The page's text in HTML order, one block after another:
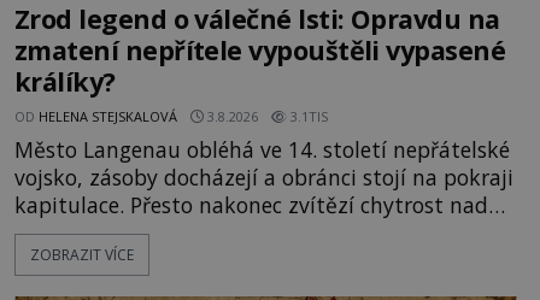
Zrod legend o válečné lsti: Opravdu na
zmatení nepřítele vypouštěli vypasené
králíky?
OD HELENA STEJSKALOVÁ 3.8.2026 3.1TIS
Město Langenau obléhá ve 14. století nepřátelské
vojsko, zásoby docházejí a obránci stojí na pokraji
kapitulace. Přesto nakonec zvítězí chytrost nad
hrubou silou. Podle staré německé legendy vypustí
obyvatelé za hradby dobře živeného králíka, aby
ZOBRAZIT VÍCE